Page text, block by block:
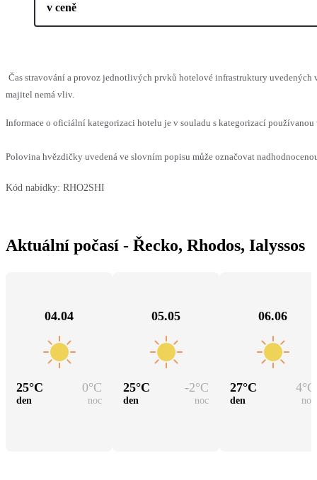
v ceně
Čas stravování a provoz jednotlivých prvků hotelové infrastruktury uvedených
majitel nemá vliv.
Informace o oficiální kategorizaci hotelu je v souladu s kategorizací
Polovina hvězdičky uvedená ve slovním popisu může označovat
Kód nabídky: RHO2SHI
Aktuální počasí - Řecko, Rhodos, Ialyssos
04.04
25°C 0°C
den noc
05.05
25°C -2°C
den noc
06.06
27°C 4°C
den noc